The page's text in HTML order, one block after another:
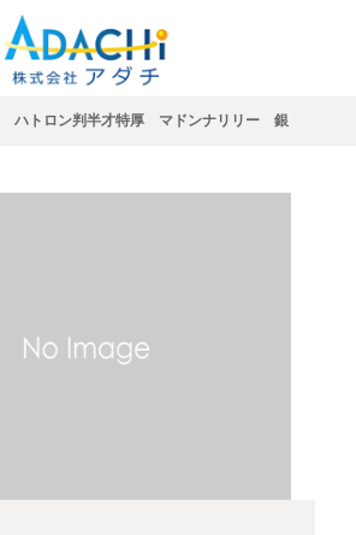
ハトロン判半才特厚 マドンナリリー 銀